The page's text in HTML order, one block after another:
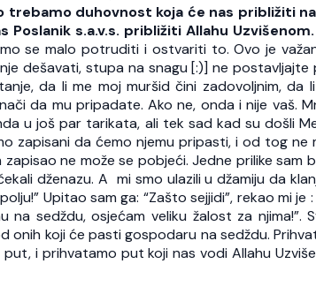
trebamo duhovnost koja će nas približiti
Poslanik s.a.v.s. približiti Allahu Uzvišenom.
se malo potruditi i ostvariti to. Ovo je
dešavati, stupa na snagu [:)] ne postavljajte
da li me moj muršid čini zadovoljnim, da
da mu pripadate. Ako ne, onda i nije vaš.
u još par tarikata, ali tek sad kad su došli
zapisani da ćemo njemu pripasti, i od tog ne
ne može se pobjeći. Jedne prilike sam
dženazu. A mi smo ulazili u džamiju da
Upitao sam ga: “Zašto sejjidi”, rekao mi je :
sedždu, osjećam veliku žalost za njima!”.
onih koji će pasti gospodaru na sedždu.
i prihvatamo put koji nas vodi Allahu